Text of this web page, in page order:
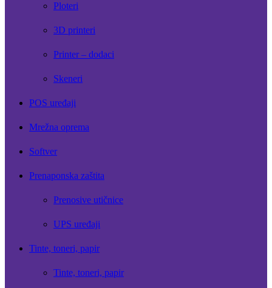
Ploteri
3D printeri
Printer – dodaci
Skeneri
POS uređaji
Mrežna oprema
Softver
Prenaponska zaštita
Prenosive utičnice
UPS uređaji
Tinte, toneri, papir
Tinte, toneri, papir